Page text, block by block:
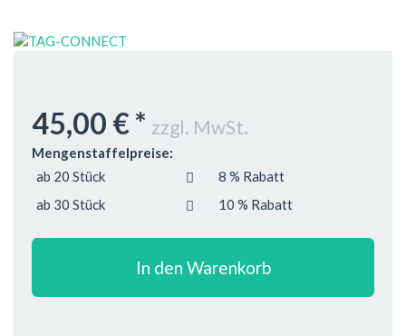
45,00 €* zzgl. MwSt.
Mengenstaffelpreise:
ab 20 Stück
8 % Rabatt
ab 30 Stück
10 % Rabatt
In den Warenkorb